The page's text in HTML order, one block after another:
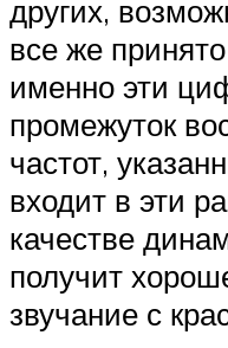
других,
все же
именно эти
промежуток
частот,
входит в эти
качестве
получит
звучание с